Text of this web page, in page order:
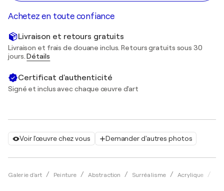
Voir l'œuvre chez vous Demander d'autres photos
Galerie d'art Peinture Abstraction Surréalisme Acrylique
Achetez en toute confiance
Livraison et retours gratuits
Livraison et frais de douane inclus. Retours gratuits sous 30
jours.Détails
Certificat d'authenticité
Signé et inclus avec chaque œuvre d'art